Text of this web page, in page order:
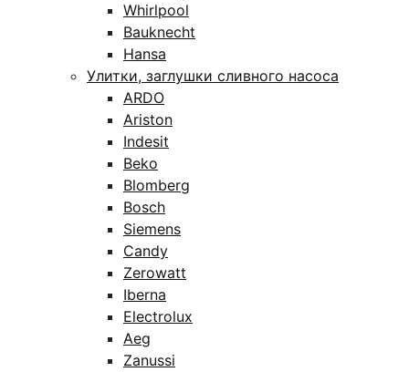
Whirlpool
Bauknecht
Hansa
Улитки, заглушки сливного насоса
ARDO
Ariston
Indesit
Beko
Blomberg
Bosch
Siemens
Candy
Zerowatt
Iberna
Electrolux
Aeg
Zanussi